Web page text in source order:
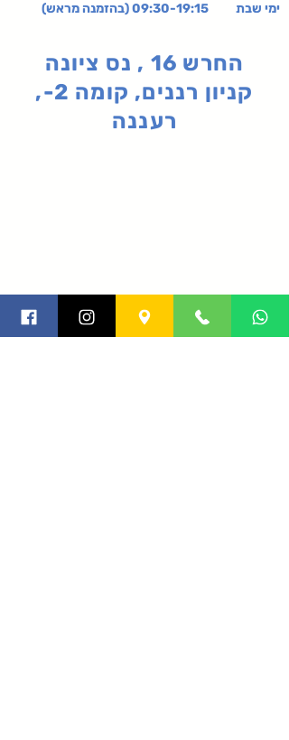
ימי שבת 09:30-19:15 (בהזמנה מראש)
החרש 16 , נס ציונה
קניון רננים, קומה 2-,
רעננה
תקנון